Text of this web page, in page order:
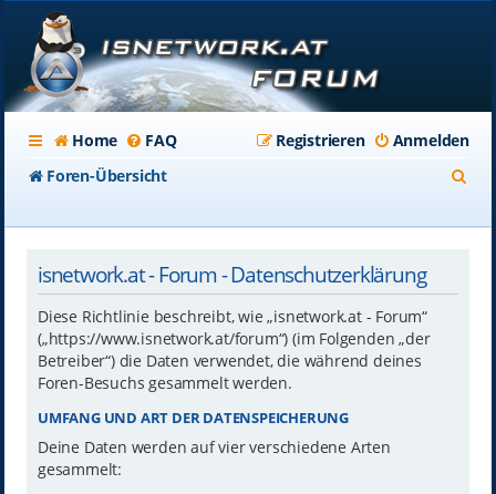
Home FAQ Anmelden
Registrieren
Foren-Übersicht
isnetwork.at - Forum - Datenschutzerklärung
Diese Richtlinie beschreibt, wie „isnetwork.at - Forum“
(„https://www.isnetwork.at/forum“) (im Folgenden „der
Betreiber“) die Daten verwendet, die während deines
Foren-Besuchs gesammelt werden.
UMFANG UND ART DER DATENSPEICHERUNG
Deine Daten werden auf vier verschiedene Arten
gesammelt: